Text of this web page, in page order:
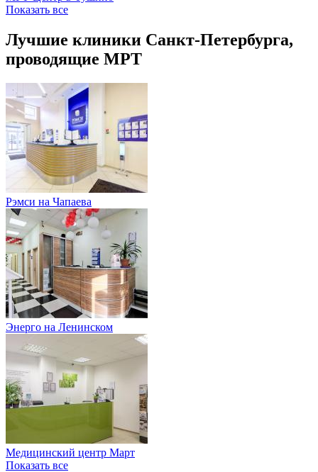
Показать все
Лучшие клиники Санкт-Петербурга,
проводящие МРТ
Рэмси на Чапаева
Энерго на Ленинском
Медицинский центр Март
Показать все